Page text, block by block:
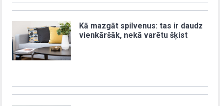
Kā mazgāt spilvenus: tas ir daudz
vienkāršāk, nekā varētu šķist